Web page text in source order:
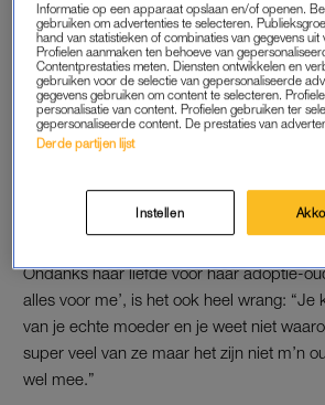
maakt voor de klas een uitzondering. “Ik
straat. Ik heb in verschillende huizen
dertiende werd geadopteerd”, vertelt ze
“HET IS GEWOON BEST
snap wel hoe het is om het gevoel te
Ondanks haar liefde voor haar adoptie-
alles voor me’, is het ook heel wrang: “Je
van je echte moeder en je weet niet
super veel van ze maar het zijn niet m’n
wel mee.”
Informatie op een apparaat opslaan en/of openen.
gebruiken om advertenties te selecteren.
hand van statistieken of combinaties van gegevens
Profielen aanmaken ten behoeve van
Contentprestaties meten. Diensten ontwikkelen en
gebruiken voor de selectie van gepersonaliseerde
gegevens gebruiken om content te selecteren.
personalisatie van content. Profielen gebruiken ter
gepersonaliseerde content. De prestaties van
Derde partijen lijst
Instellen